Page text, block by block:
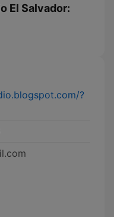
El Salvador:
?